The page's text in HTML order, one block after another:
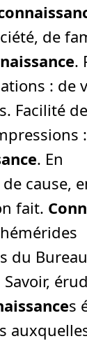
de
.
: de
s. Facilité
:
. En
de cause,
fait.
du
Savoir,
s